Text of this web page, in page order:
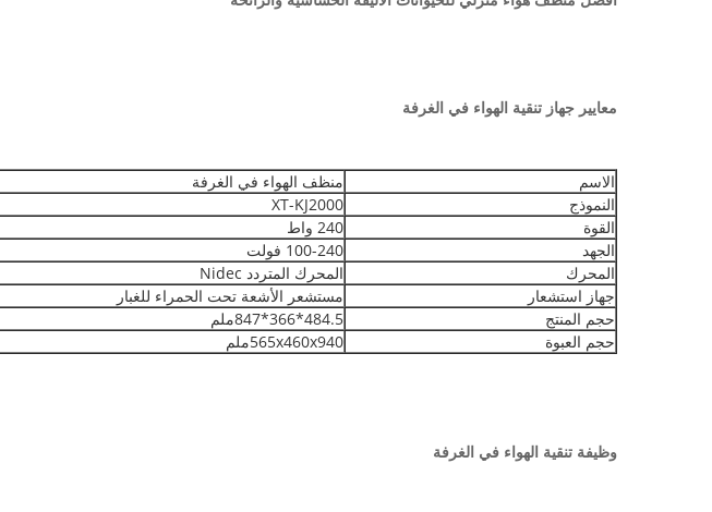
معايير جهاز تنقية الهواء في الغرفة
الاسم
منظف الهواء في الغرفة
النموذج
XT-KJ2000
القوة
240 واط
الجهد
100-240 فولت
المحرك
المحرك المتردد Nidec
جهاز استشعار
مستشعر الأشعة تحت الحمراء للغبار
حجم المنتج
484.5*366*847ملم
حجم العبوة
565x460x940ملم
وظيفة تنقية الهواء في الغرفة